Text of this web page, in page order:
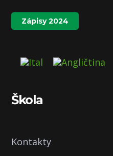
Zápisy 2024
Škola
Kontakty